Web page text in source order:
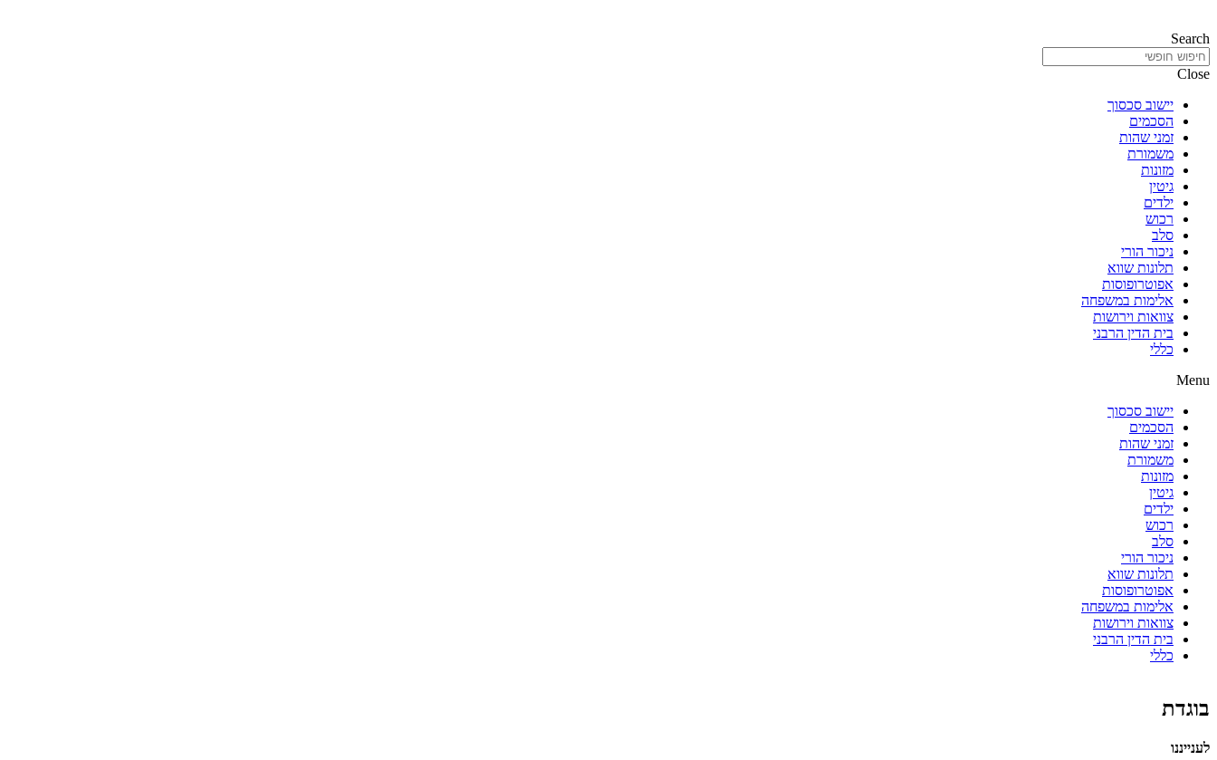
Search
Close
יישוב סכסוך
הסכמים
זמני שהות
משמורת
מזונות
גיטין
ילדים
רכוש
סלב
ניכור הורי
תלונות שווא
אפוטרופוסות
אלימות במשפחה
צוואות וירושות
בית הדין הרבני
כללי
Menu
יישוב סכסוך
הסכמים
זמני שהות
משמורת
מזונות
גיטין
ילדים
רכוש
סלב
ניכור הורי
תלונות שווא
אפוטרופוסות
אלימות במשפחה
צוואות וירושות
בית הדין הרבני
כללי
בוגדת
לענייננו